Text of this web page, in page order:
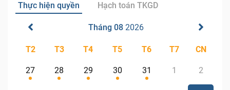
Thực hiện quyền Hạch toán TKGD
Tháng 08 2026
T2 T3 T4 T5 T6 T7 CN
27 28 29 30 31 1 2